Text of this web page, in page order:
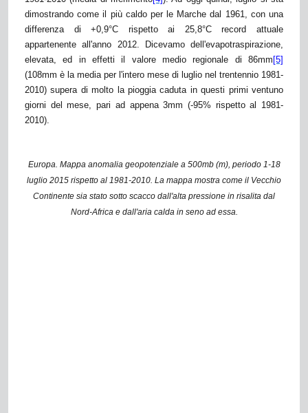
dimostrando come il più caldo per le Marche dal 1961, con una
differenza di +0,9°C rispetto ai 25,8°C record attuale
appartenente all'anno 2012. Dicevamo dell'evapotraspirazione,
elevata, ed in effetti il valore medio regionale di 86mm [5]
(108mm è la media per l'intero mese di luglio nel trentennio 1981-
2010) supera di molto la pioggia caduta in questi primi ventuno
giorni del mese, pari ad appena 3mm (-95% rispetto al 1981-
2010).
Europa. Mappa anomalia geopotenziale a 500mb (m), periodo 1-18
luglio 2015 rispetto al 1981-2010. La mappa mostra come il Vecchio
Continente sia stato sotto scacco dall'alta pressione in risalita dal
Nord-Africa e dall'aria calda in seno ad essa.